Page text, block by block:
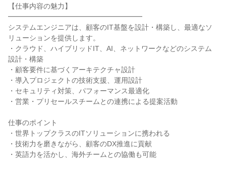
【仕事内容の魅力】
━━━━━━━━━━━━━━━━━━━
システムエンジニアは、顧客のIT基盤を設計・構築し、最適なソ
リューションを提供します。
・クラウド、ハイブリッドIT、AI、ネットワークなどのシステム
設計・構築
・顧客要件に基づくアーキテクチャ設計
・導入プロジェクトの技術支援、運用設計
・セキュリティ対策、パフォーマンス最適化
・営業・プリセールスチームとの連携による提案活動
仕事のポイント
・世界トップクラスのITソリューションに携われる
・技術力を磨きながら、顧客のDX推進に貢献
・英語力を活かし、海外チームとの協働も可能